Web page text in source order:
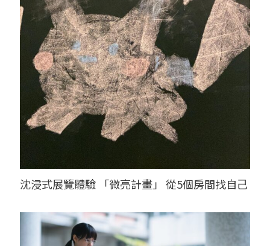
沈浸式展覽體驗 「微亮計畫」 從5個房間找自己